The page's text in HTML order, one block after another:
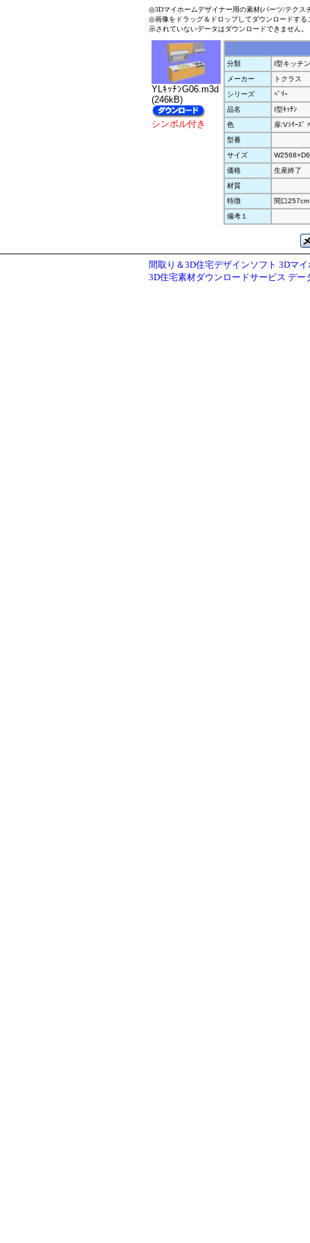
◎3Dマイホームデザイナー用の素材(パーツ/テクス
◎画像をドラッグ＆ドロップしてダウンロードす
示されていないデータはダウンロードできません。
YLｷｯﾁﾝG06.m3d
(246kB)
シンボル付き
分類
I型キッチン
メーカー
トクラス
シリーズ
ﾍﾞﾘｰ
品名
I型ｷｯﾁﾝ
色
扉:Vｼﾘｰｽﾞ
型番
サイズ
価格
生産終了
材質
特徴
間口257cm
備考１
間取り＆3D住宅デザインソフト 3Dマ
3D住宅素材ダウンロードサービス デー